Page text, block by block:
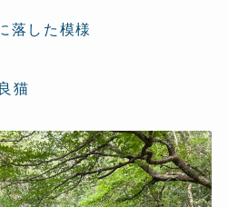
落した模様
猫